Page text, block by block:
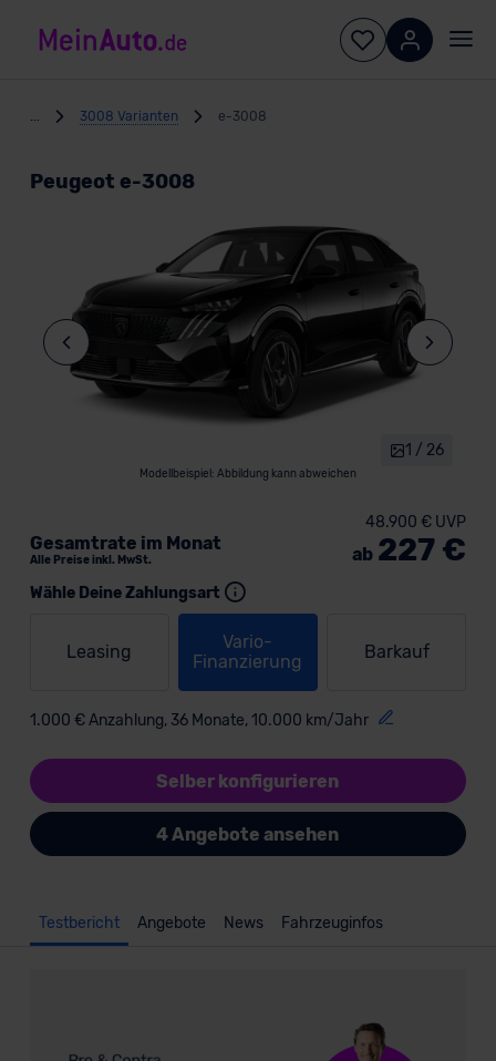
3008 Varianten e-3008
Peugeot e-3008
Modellbeispiel: Abbildung kann abweichen
1 / 26
Wähle Deine Zahlungsart
Leasing
Vario-
Finanzierung
Barkauf
1.000 € Anzahlung, 36 Monate, 10.000 km/Jahr
Gesamtrate im Monat
Alle Preise inkl. MwSt.
48.900 € UVP
ab 227 €
Selber konfigurieren
4 Angebote ansehen
Testbericht Angebote News Fahrzeuginfos